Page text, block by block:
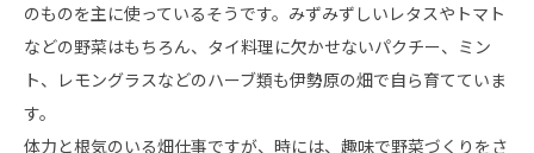
のものを主に使っているそうです。みずみずしいレタスやトマト
などの野菜はもちろん、タイ料理に欠かせないパクチー、ミン
ト、レモングラスなどのハーブ類も伊勢原の畑で自ら育てていま
す。
体力と根気のいる畑仕事ですが、時には、趣味で野菜づくりをさ